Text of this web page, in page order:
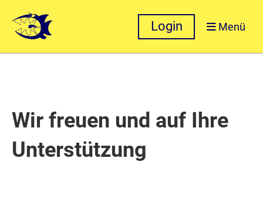
Login Menü
Wir freuen und auf Ihre
Unterstützung